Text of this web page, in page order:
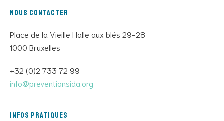
Nous contacter
Place de la Vieille Halle aux blés 29-28
1000 Bruxelles
+32 (0)2 733 72 99
info@preventionsida.org
Infos pratiques